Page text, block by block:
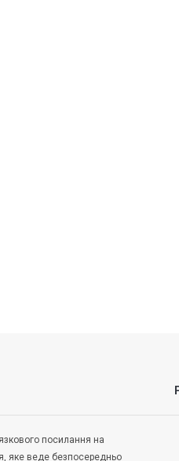
посилання на
яке веде безпосередньо